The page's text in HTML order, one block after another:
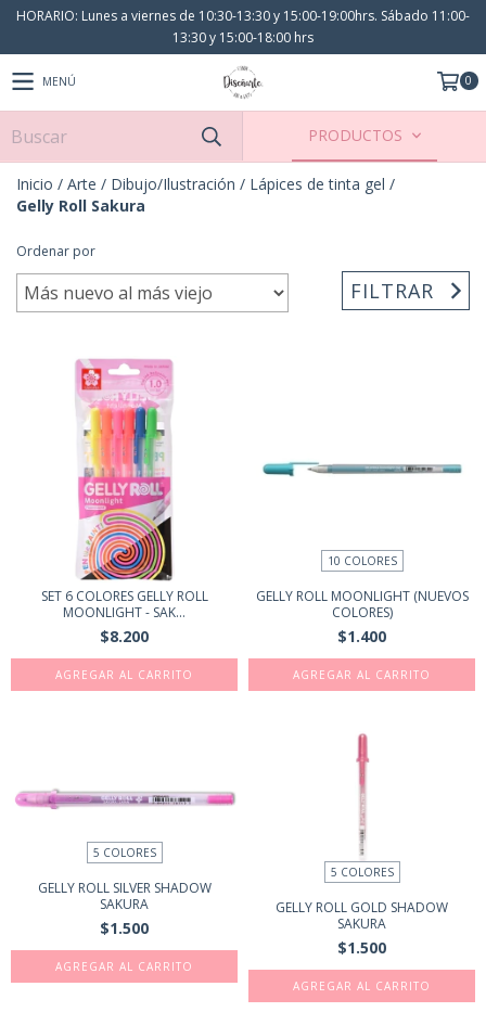
HORARIO: Lunes a viernes de 10:30-13:30 y 15:00-19:00hrs. Sábado 11:00-
13:30 y 15:00-18:00 hrs
MENÚ 0
PRODUCTOS
Inicio / Arte / Dibujo/Ilustración / Lápices de tinta gel /
Gelly Roll Sakura
Ordenar por
FILTRAR
SET 6 COLORES GELLY ROLL
MOONLIGHT - SAK...
$8.200
10 COLORES
GELLY ROLL MOONLIGHT (NUEVOS
COLORES)
$1.400
AGREGAR AL CARRITO
5 COLORES
GELLY ROLL SILVER SHADOW
SAKURA
$1.500
AGREGAR AL CARRITO
5 COLORES
GELLY ROLL GOLD SHADOW
SAKURA
$1.500
AGREGAR AL CARRITO